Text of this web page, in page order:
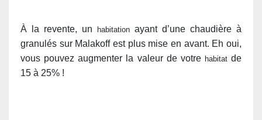
À la revente, un habitation ayant d’une chaudière à
granulés sur Malakoff est plus mise en avant. Eh oui,
vous pouvez augmenter la valeur de votre habitat de
15 à 25% !